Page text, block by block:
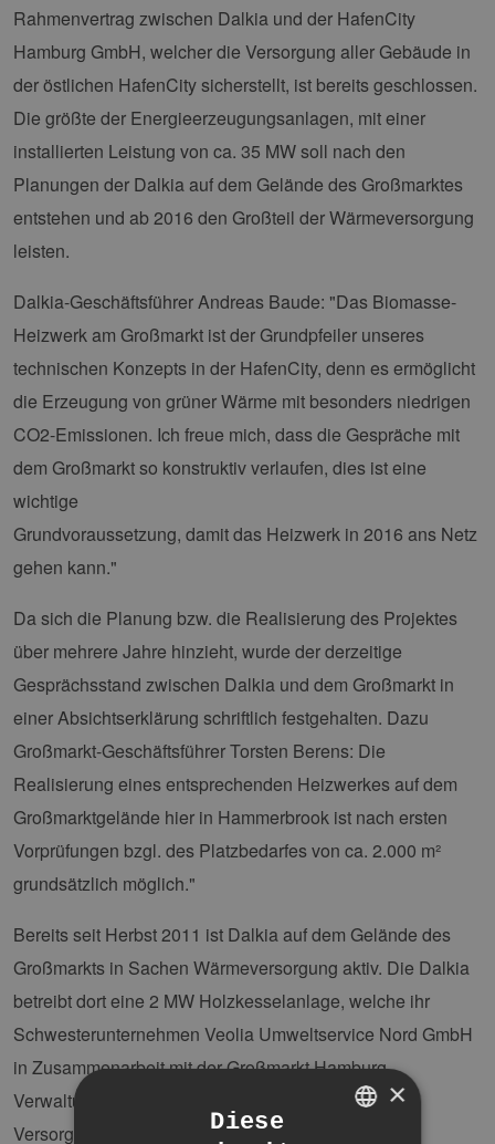
Rahmenvertrag zwischen Dalkia und der HafenCity
Hamburg GmbH, welcher die Versorgung aller Gebäude in
der östlichen HafenCity sicherstellt, ist bereits geschlossen.
Die größte der Energieerzeugungsanlagen, mit einer
installierten Leistung von ca. 35 MW soll nach den
Planungen der Dalkia auf dem Gelände des Großmarktes
entstehen und ab 2016 den Großteil der Wärmeversorgung
leisten.
Dalkia-Geschäftsführer Andreas Baude: "Das Biomasse-
Heizwerk am Großmarkt ist der Grundpfeiler unseres
technischen Konzepts in der HafenCity, denn es ermöglicht
die Erzeugung von grüner Wärme mit besonders niedrigen
CO2-Emissionen. Ich freue mich, dass die Gespräche mit
dem Großmarkt so konstruktiv verlaufen, dies ist eine
wichtige
Grundvoraussetzung, damit das Heizwerk in 2016 ans Netz
gehen kann."
Da sich die Planung bzw. die Realisierung des Projektes
über mehrere Jahre hinzieht, wurde der derzeitige
Gesprächsstand zwischen Dalkia und dem Großmarkt in
einer Absichtserklärung schriftlich festgehalten. Dazu
Großmarkt-Geschäftsführer Torsten Berens: Die
Realisierung eines entsprechenden Heizwerkes auf dem
Großmarktgelände hier in Hammerbrook ist nach ersten
Vorprüfungen bzgl. des Platzbedarfes von ca. 2.000 m²
grundsätzlich möglich."
Bereits seit Herbst 2011 ist Dalkia auf dem Gelände des
Großmarkts in Sachen Wärmeversorgung aktiv. Die Dalkia
betreibt dort eine 2 MW Holzkesselanlage, welche ihr
Schwesterunternehmen Veolia Umweltservice Nord GmbH
in Zusammenarbeit mit der Großmarkt Hamburg
Verwaltungsgenossenschaft eG im Jahr 2003 zur
Versorgung des
×
Diese